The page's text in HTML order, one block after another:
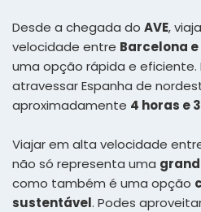
Desde a chegada do AVE,
velocidade entre Barcelona
uma opção rápida e
atravessar Espanha de
aproximadamente 4 horas e
Viajar em alta velocidade
não só representa uma
como também é uma opção
sustentável. Podes